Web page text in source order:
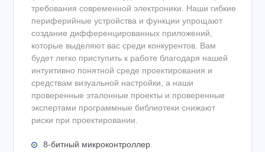
требования современной электроники. Наши гибкие
периферийные устройства и функции упрощают
создание дифференцированных приложений,
которые выделяют вас среди конкурентов. Вам
будет легко приступить к работе благодаря нашей
интуитивно понятной среде проектирования и
средствам визуальной настройки, а наши
проверенные эталонные проекты и проверенные
экспертами программные библиотеки снижают
риски при проектировании.
8-битный микроконтроллер